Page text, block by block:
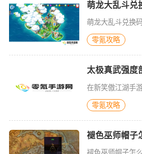
零氪攻略
零氪攻略